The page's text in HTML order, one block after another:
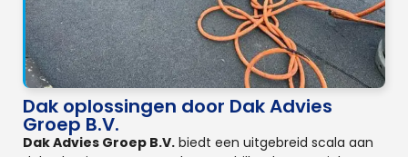
Dak oplossingen door Dak Advies
Groep B.V.
Dak Advies Groep B.V. biedt een uitgebreid scala aan